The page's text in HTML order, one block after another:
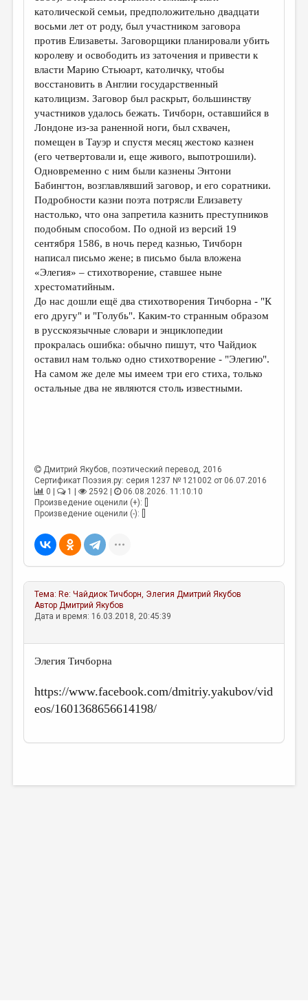
католической семьи, предположительно двадцати
восьми лет от роду, был участником заговора
против Елизаветы. Заговорщики планировали убить
королеву и освободить из заточения и привести к
власти Марию Стьюарт, католичку, чтобы
восстановить в Англии государственный
католицизм. Заговор был раскрыт, большинству
участников удалось бежать. Тичборн, оставшийся в
Лондоне из-за раненной ноги, был схвачен,
помещен в Тауэр и спустя месяц жестоко казнен
(его четвертовали и, еще живого, выпотрошили).
Одновременно с ним были казнены Энтони
Бабингтон, возглавлявший заговор, и его соратники.
Подробности казни поэта потрясли Елизавету
настолько, что она запретила казнить преступников
подобным способом. По одной из версий 19
сентября 1586, в ночь перед казнью, Тичборн
написал письмо жене; в письмо была вложена
«Элегия» – стихотворение, ставшее ныне
хрестоматийным.
До нас дошли ещё два стихотворения Тичборна - "К
его другу" и "Голубь". Каким-то странным образом
в русскоязычные словари и энциклопедии
прокралась ошибка: обычно пишут, что Чайдиок
оставил нам только одно стихотворение - "Элегию".
На самом же деле мы имеем три его стиха, только
остальные два не являются столь известными.
Дмитрий Якубов, поэтический перевод, 2016
Сертификат Поэзия.ру: серия 1237 № 121002 от 06.07.2016
0 |
1 | 2592 |
06.08.2026. 11:10:10
Произведение оценили (+): []
Произведение оценили (-): []
Тема: Re: Чайдиок Тичборн, Элегия Дмитрий Якубов
АвторДмитрий Якубов
Дата и время: 16.03.2018, 20:45:39
Элегия Тичборна
https://www.facebook.com/dmitriy.yakubov/vid
eos/1601368656614198/